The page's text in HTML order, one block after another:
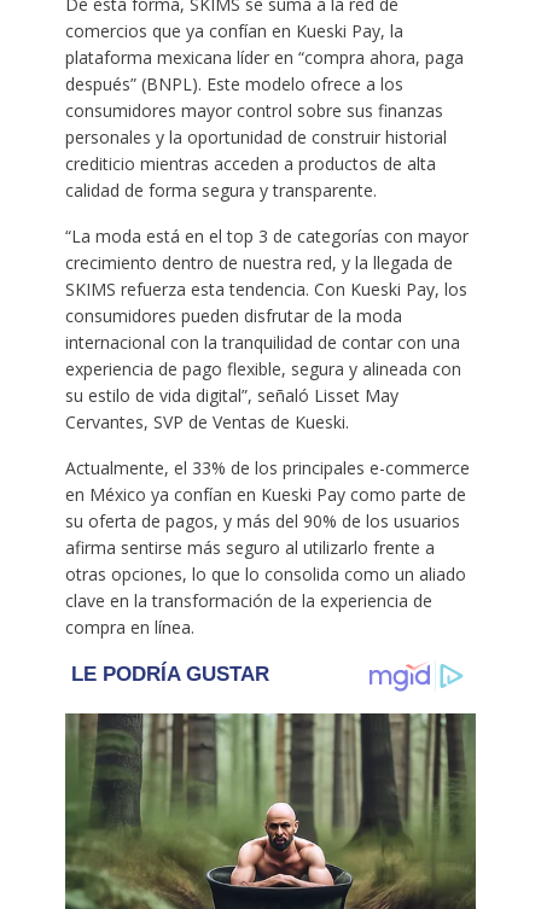
comercios que ya confían en Kueski Pay, la
plataforma mexicana líder en “compra ahora, paga
después” (BNPL). Este modelo ofrece a los
consumidores mayor control sobre sus finanzas
personales y la oportunidad de construir historial
crediticio mientras acceden a productos de alta
calidad de forma segura y transparente.
“La moda está en el top 3 de categorías con mayor
crecimiento dentro de nuestra red, y la llegada de
SKIMS refuerza esta tendencia. Con Kueski Pay, los
consumidores pueden disfrutar de la moda
internacional con la tranquilidad de contar con una
experiencia de pago flexible, segura y alineada con
su estilo de vida digital”, señaló Lisset May
Cervantes, SVP de Ventas de Kueski.
Actualmente, el 33% de los principales e-commerce
en México ya confían en Kueski Pay como parte de
su oferta de pagos, y más del 90% de los usuarios
afirma sentirse más seguro al utilizarlo frente a
otras opciones, lo que lo consolida como un aliado
clave en la transformación de la experiencia de
compra en línea.